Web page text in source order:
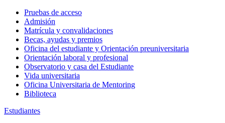
Pruebas de acceso
Admisión
Matrícula y convalidaciones
Becas, ayudas y premios
Oficina del estudiante y Orientación preuniversitaria
Orientación laboral y profesional
Observatorio y casa del Estudiante
Vida universitaria
Oficina Universitaria de Mentoring
Biblioteca
Estudiantes